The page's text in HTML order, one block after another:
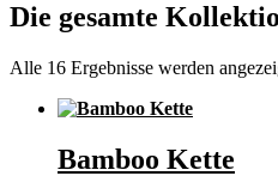
Die gesamte
Alle 16 Ergebnisse werden
Bamboo Kette